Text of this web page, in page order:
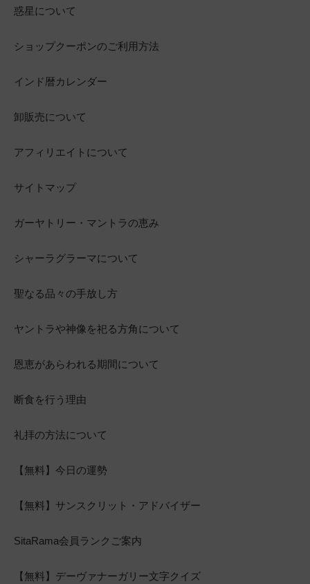
惑星について
ショップクーポンのご利用方法
インド暦カレンダー
卸販売について
アフィリエイトについて
サイトマップ
ガーヤトリー・マントラの恵み
シャーラグラーマについて
聖なる品々の手放し方
ヤントラや神像を祀る方角について
恩恵があらわれる期間について
断食を行う理由
礼拝の方法について
【無料】今日の運勢
【無料】サンスクリット・アドバイザー
SitaRama会員ランクご案内
【無料】デーヴァナーガリー文字クイズ